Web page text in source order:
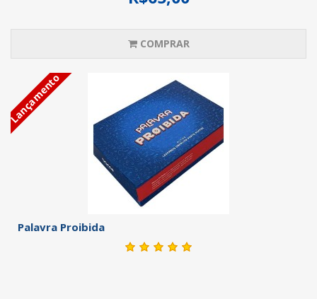
COMPRAR
Lançamento
Palavra Proibida